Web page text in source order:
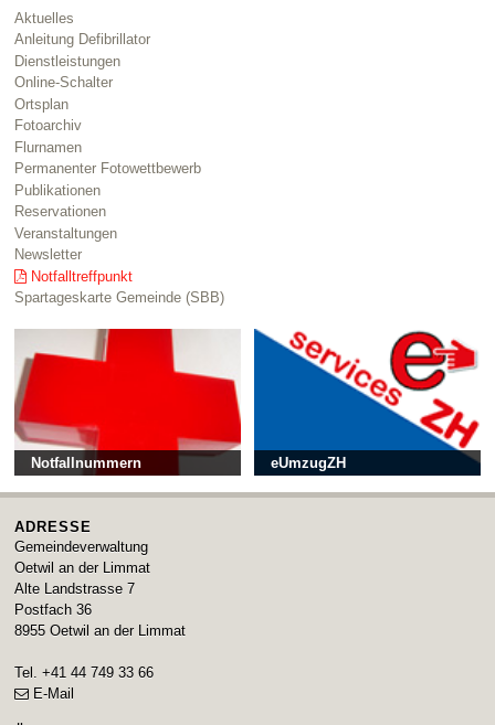
Aktuelles
Anleitung Defibrillator
Dienstleistungen
Online-Schalter
Ortsplan
Fotoarchiv
Flurnamen
Permanenter Fotowettbewerb
Publikationen
Reservationen
Veranstaltungen
Newsletter
Notfalltreffpunkt
Spartageskarte Gemeinde (SBB)
Notfallnummern eUmzugZH
ADRESSE
Gemeindeverwaltung
Oetwil an der Limmat
Alte Landstrasse 7
Postfach 36
8955 Oetwil an der Limmat
Tel.+41 44 749 33 66
E-Mail